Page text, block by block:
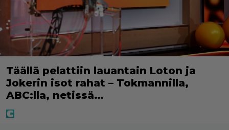
Täällä pelattiin lauantain Loton ja
Jokerin isot rahat – Tokmannilla,
ABC:lla, netissä…